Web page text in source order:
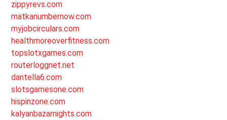
zippyrevs.com
matkanumbernow.com
myjobcirculars.com
healthmoreoverfitness.com
topslotxgames.com
routerloggnet.net
dantella6.com
slotsgamesone.com
hispinzone.com
kalyanbazarnights.com